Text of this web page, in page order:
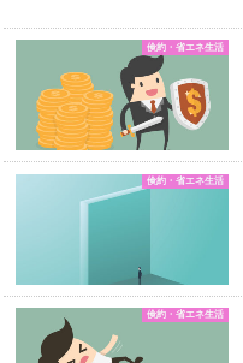
倹約・省エネ生活
倹約・省エネ生活
倹約・省エネ生活